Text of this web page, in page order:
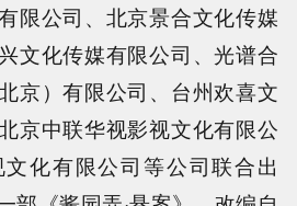
限公司、北京景合文化传媒
文化传媒有限公司、光谱合
京）有限公司、台州欢喜文
京中联华视影视文化有限公
化有限公司等公司联合出